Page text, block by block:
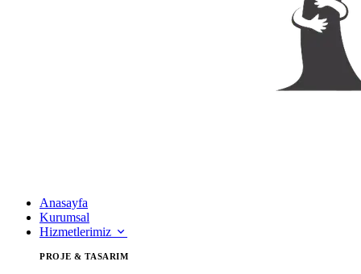
Anasayfa
Kurumsal
Hizmetlerimiz
PROJE & TASARIM